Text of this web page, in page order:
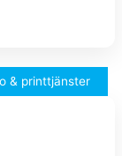
& printtjänster